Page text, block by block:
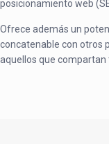
posicionamiento web
Ofrece además un
concatenable con otros
aquellos que compartan